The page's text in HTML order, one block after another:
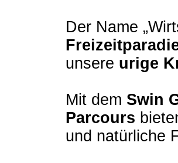
Der Name
unsere urige
Mit dem Swin
Parcours
und natürliche